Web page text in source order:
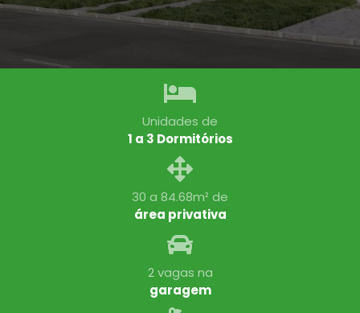
Unidades de
1 a 3 Dormitórios
30 a 84.68m² de
área privativa
2 vagas na
garagem